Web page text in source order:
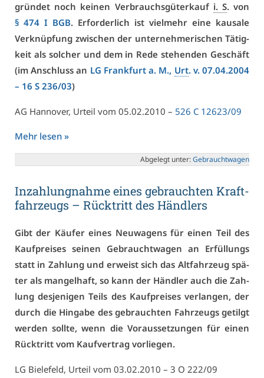
grün­det noch kei­nen Ver­brauchs­gü­ter­kauf i. S. von
§ 474 I BGB. Er­for­der­lich ist viel­mehr ei­ne kau­sa­le
Ver­knüp­fung zwi­schen der un­ter­neh­me­ri­schen Tä­tig­
keit als sol­cher und dem in Re­de ste­hen­den Ge­schäft
(im An­schluss an LG Frank­furt a. M., Urt. v. 07.04.2004
– 16 S 236/03)
AG Han­no­ver, Ur­teil vom 05.02.2010 – 526 C 12623/09
Mehr le­sen »
Ab­ge­legt un­ter:Ge­braucht­wa­gen
In­zah­lung­nah­me ei­nes ge­brauch­ten Kraft­
fahr­zeugs – Rück­tritt des Händ­lers
Gibt der Käu­fer ei­nes Neu­wa­gens für ei­nen Teil des
Kauf­prei­ses sei­nen Ge­braucht­wa­gen an Er­fül­lungs
statt in Zah­lung und er­weist sich das Alt­fahr­zeug spä­
ter als man­gel­haft, so kann der Händ­ler auch die Zah­
lung des­je­ni­gen Teils des Kauf­prei­ses ver­lan­gen, der
durch die Hin­ga­be des ge­brauch­ten Fahr­zeugs ge­tilgt
wer­den soll­te, wenn die Vor­aus­set­zun­gen für ei­nen
Rück­tritt vom Kauf­ver­trag vor­lie­gen.
LG Bie­le­feld, Ur­teil vom 03.02.2010 – 3 O 222/09